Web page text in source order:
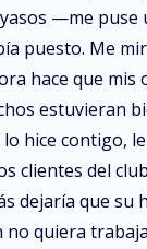
—me
puesto. Me
hace que
estuvieran
hice contigo,
del
dejaría que
quiera